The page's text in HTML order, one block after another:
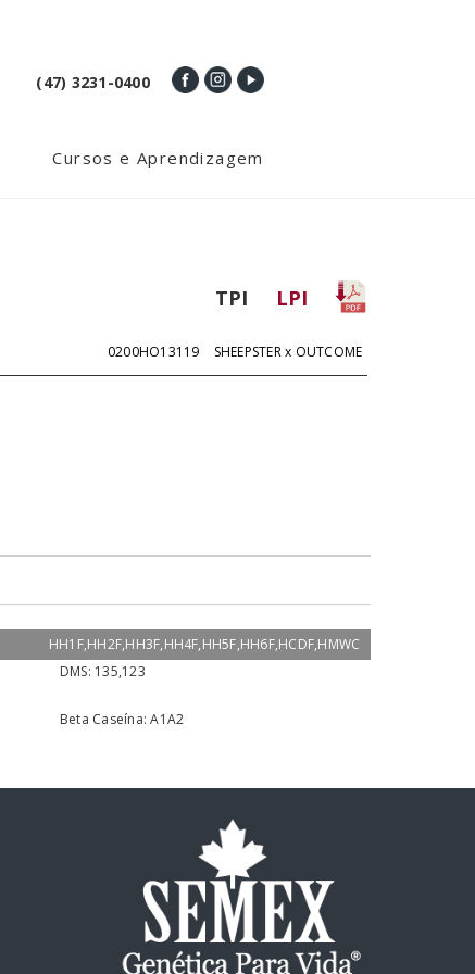
(47) 3231-0400
Cursos e Aprendizagem
TPI LPI
0200HO13119 SHEEPSTER x OUTCOME
HH1F,HH2F,HH3F,HH4F,HH5F,HH6F,HCDF,HMWC
DMS: 135,123
Beta Caseína:A1A2